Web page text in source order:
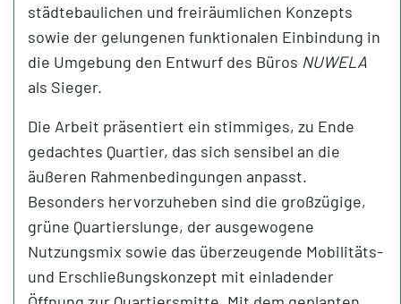
städtebaulichen und freiräumlichen Konzepts
sowie der gelungenen funktionalen Einbindung in
die Umgebung den Entwurf des Büros NUWELA
als Sieger.
Die Arbeit präsentiert ein stimmiges, zu Ende
gedachtes Quartier, das sich sensibel an die
äußeren Rahmenbedingungen anpasst.
Besonders hervorzuheben sind die großzügige,
grüne Quartierslunge, der ausgewogene
Nutzungsmix sowie das überzeugende Mobilitäts-
und Erschließungskonzept mit einladender